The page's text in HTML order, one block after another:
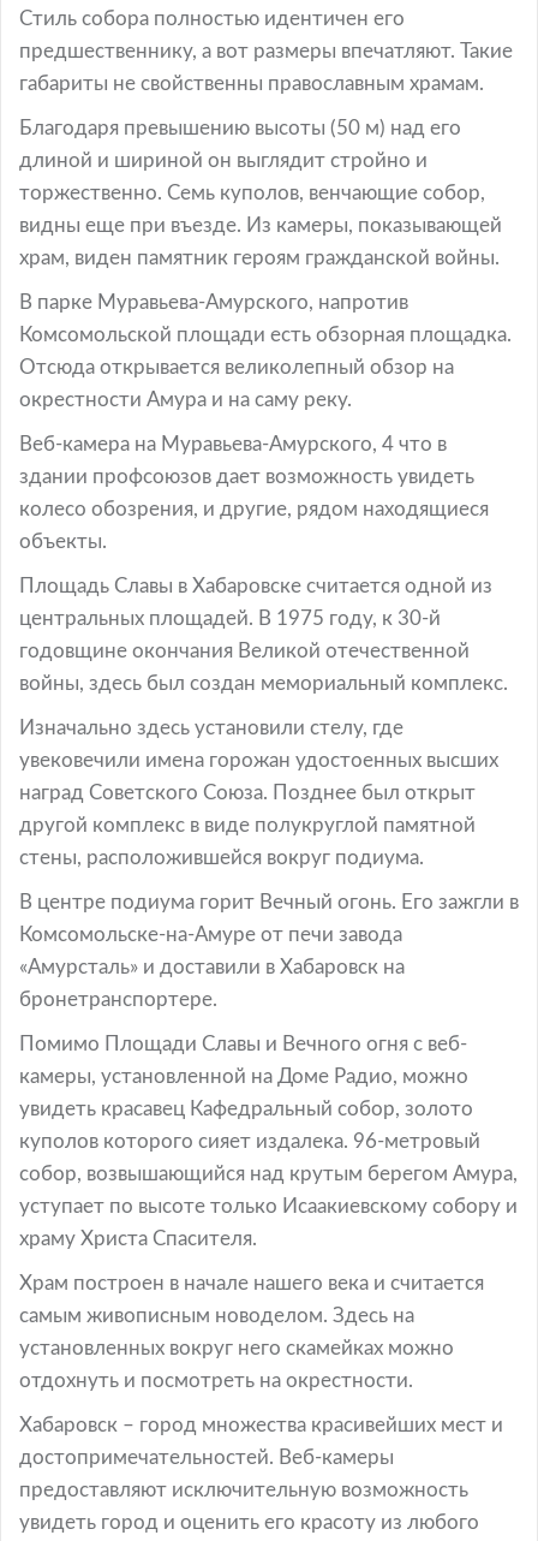
Стиль собора полностью идентичен его
предшественнику, а вот размеры впечатляют. Такие
габариты не свойственны православным храмам.
Благодаря превышению высоты (50 м) над его
длиной и шириной он выглядит стройно и
торжественно. Семь куполов, венчающие собор,
видны еще при въезде. Из камеры, показывающей
храм, виден памятник героям гражданской войны.
В парке Муравьева-Амурского, напротив
Комсомольской площади есть обзорная площадка.
Отсюда открывается великолепный обзор на
окрестности Амура и на саму реку.
Веб-камера на Муравьева-Амурского, 4 что в
здании профсоюзов дает возможность увидеть
колесо обозрения, и другие, рядом находящиеся
объекты.
Площадь Славы в Хабаровске считается одной из
центральных площадей. В 1975 году, к 30-й
годовщине окончания Великой отечественной
войны, здесь был создан мемориальный комплекс.
Изначально здесь установили стелу, где
увековечили имена горожан удостоенных высших
наград Советского Союза. Позднее был открыт
другой комплекс в виде полукруглой памятной
стены, расположившейся вокруг подиума.
В центре подиума горит Вечный огонь. Его зажгли в
Комсомольске-на-Амуре от печи завода
«Амурсталь» и доставили в Хабаровск на
бронетранспортере.
Помимо Площади Славы и Вечного огня с веб-
камеры, установленной на Доме Радио, можно
увидеть красавец Кафедральный собор, золото
куполов которого сияет издалека. 96-метровый
собор, возвышающийся над крутым берегом Амура,
уступает по высоте только Исаакиевскому собору и
храму Христа Спасителя.
Храм построен в начале нашего века и считается
самым живописным новоделом. Здесь на
установленных вокруг него скамейках можно
отдохнуть и посмотреть на окрестности.
Хабаровск – город множества красивейших мест и
достопримечательностей. Веб-камеры
предоставляют исключительную возможность
увидеть город и оценить его красоту из любого